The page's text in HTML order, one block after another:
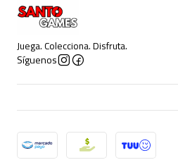
Juega. Colecciona. Disfruta.
Síguenos